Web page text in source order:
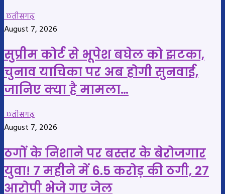
छतीसगढ़
August 7, 2026
सुप्रीम कोर्ट से भूपेश बघेल को झटका,
चुनाव याचिका पर अब होगी सुनवाई,
जानिए क्या है मामला…
छतीसगढ़
August 7, 2026
ठगों के निशाने पर बस्तर के बेरोजगार
युवा! 7 महीने में 6.5 करोड़ की ठगी, 27
आरोपी भेजे गए जेल